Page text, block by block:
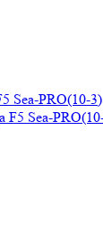
Sea-PRO(10-3)